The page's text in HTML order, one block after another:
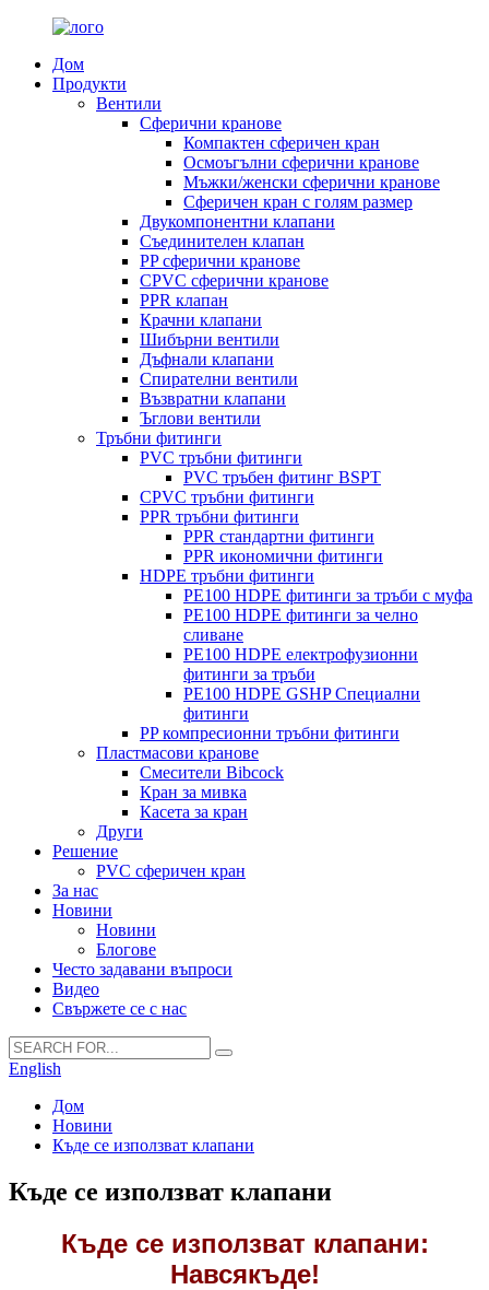
Дом
Продукти
Вентили
Сферични кранове
Компактен сферичен кран
Осмоъгълни сферични кранове
Мъжки/женски сферични кранове
Сферичен кран с голям размер
Двукомпонентни клапани
Съединителен клапан
PP сферични кранове
CPVC сферични кранове
PPR клапан
Крачни клапани
Шибърни вентили
Дъфнали клапани
Спирателни вентили
Възвратни клапани
Ъглови вентили
Тръбни фитинги
PVC тръбни фитинги
PVC тръбен фитинг BSPT
CPVC тръбни фитинги
PPR тръбни фитинги
PPR стандартни фитинги
PPR икономични фитинги
HDPE тръбни фитинги
PE100 HDPE фитинги за тръби с муфа
PE100 HDPE фитинги за челно
сливане
PE100 HDPE електрофузионни
фитинги за тръби
PE100 HDPE GSHP Специални
фитинги
PP компресионни тръбни фитинги
Пластмасови кранове
Смесители Bibcock
Кран за мивка
Касета за кран
Други
Решение
PVC сферичен кран
За нас
Новини
Новини
Блогове
Често задавани въпроси
Видео
Свържете се с нас
English
Дом
Новини
Къде се използват клапани
Къде се използват клапани
Къде се използват клапани:
Навсякъде!